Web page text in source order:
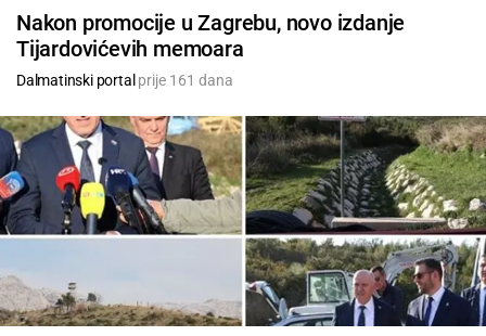
Nakon promocije u Zagrebu, novo izdanje
Tijardovićevih memoara
Dalmatinski portal prije 161 dana